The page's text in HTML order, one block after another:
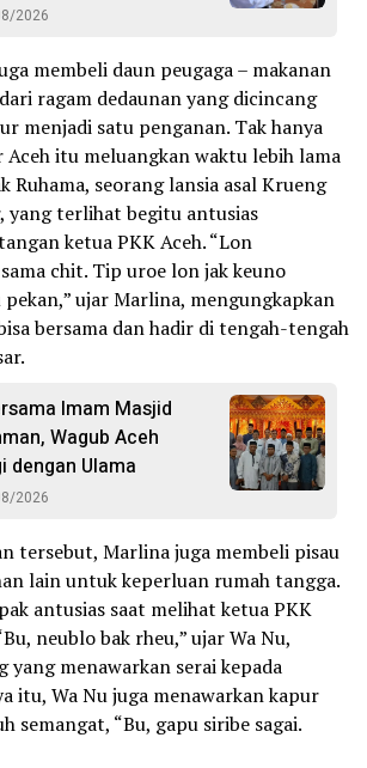
2026
membeli daun peugaga – makanan
ragam dedaunan yang dicincang
menjadi satu penganan. Tak hanya
itu meluangkan waktu lebih lama
Ruhama, seorang lansia asal Krueng
yang terlihat begitu antusias
ketua PKK Aceh. “Lon
chit. Tip uroe lon jak keuno
ujar Marlina, mengungkapkan
bersama dan hadir di tengah-tengah
Imam Masjid
Wagub Aceh
dengan Ulama
2026
tersebut, Marlina juga membeli pisau
lain untuk keperluan rumah tangga.
antusias saat melihat ketua PKK
neublo bak rheu,” ujar Wa Nu,
yang menawarkan serai kepada
itu, Wa Nu juga menawarkan kapur
semangat, “Bu, gapu siribe sagai.